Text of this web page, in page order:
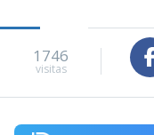
1746
visitas